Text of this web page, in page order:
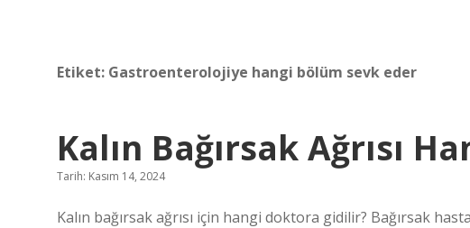
Etiket: Gastroenterolojiye hangi bölüm sevk eder
Kalın Bağırsak Ağrısı
Tarih: Kasım 14, 2024
Kalın bağırsak ağrısı için hangi doktora gidilir? Bağırsak